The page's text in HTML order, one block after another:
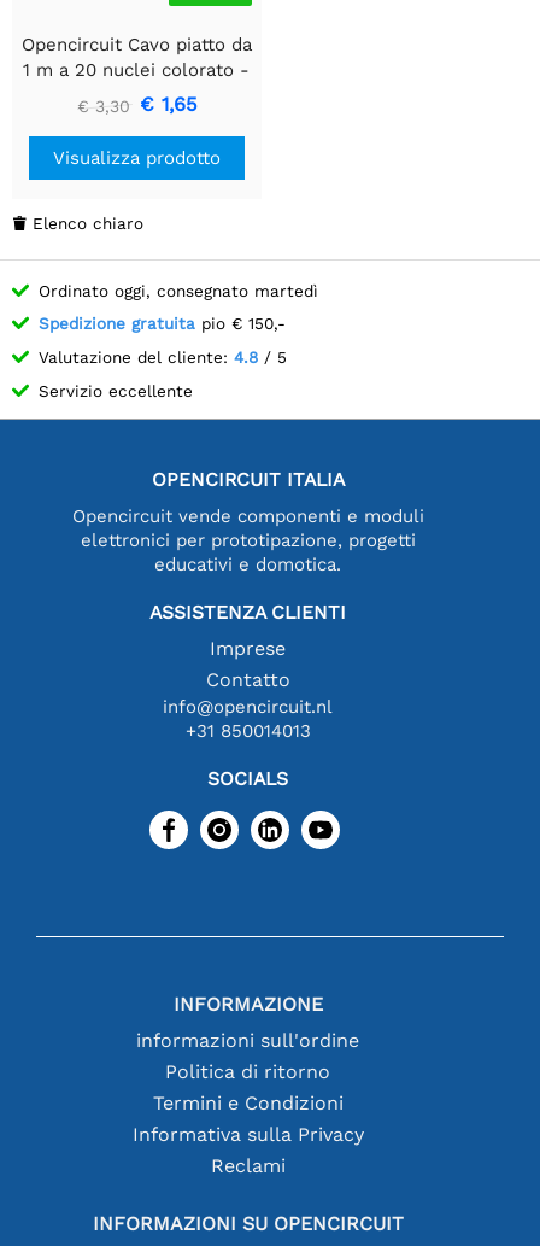
Opencircuit Cavo piatto da
1 m a 20 nuclei colorato -
1,27 mm
€ 3,30 € 1,65
Visualizza prodotto
 Elenco chiaro
Ordinato oggi, consegnato martedì
Spedizione gratuita pio € 150,-
Valutazione del cliente: 4.8 / 5
Servizio eccellente
OPENCIRCUIT ITALIA
Opencircuit vende componenti e moduli
elettronici per prototipazione, progetti
educativi e domotica.
ASSISTENZA CLIENTI
Imprese
Contatto
info@opencircuit.nl
+31 850014013
SOCIALS
INFORMAZIONE
informazioni sull'ordine
Politica di ritorno
Termini e Condizioni
Informativa sulla Privacy
Reclami
INFORMAZIONI SU OPENCIRCUIT